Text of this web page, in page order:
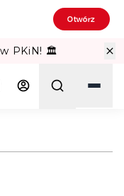
Otwórz
w PKiN! 🏛️